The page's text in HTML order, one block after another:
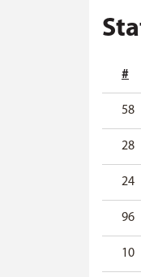
#
58
28
24
96
10